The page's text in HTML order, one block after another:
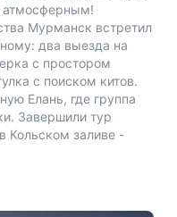
атмосферным!
Мурманск встретил
два выезда на
с простором
с поиском китов.
Елань, где группа
Завершили тур
Кольском заливе -